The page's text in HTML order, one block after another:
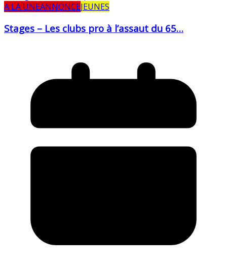
A LA UNEANNONCEJEUNES
Stages – Les clubs pro à l’assaut du 65…